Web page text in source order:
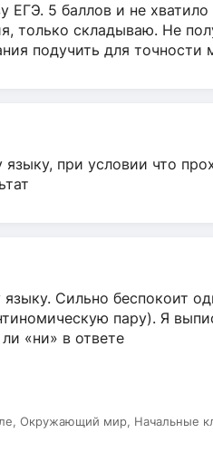
ЕГЭ. 5 баллов и не
только складываю. Не
подучить для точности
языку, при условии что
Сильно беспокоит
пару). Я
«ни» в ответе
Окружающий мир, Начальные